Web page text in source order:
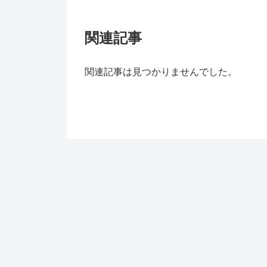
関連記事
関連記事は見つかりませんでした。